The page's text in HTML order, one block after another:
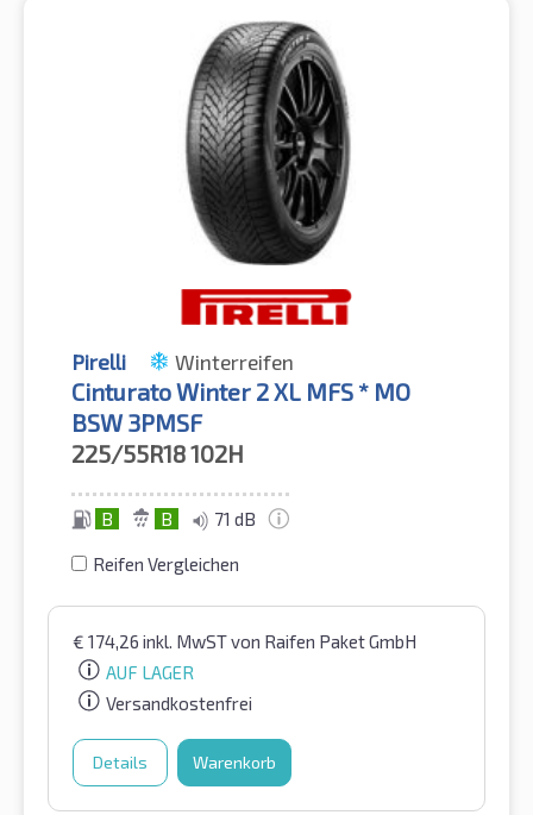
Pirelli Winterreifen
Cinturato Winter 2 XL MFS * MO
BSW 3PMSF
225/55R18102H
B B 71 dB
Reifen Vergleichen
€ 174,26 inkl. MwSTvon Raifen Paket GmbH
AUF LAGER
Versandkostenfrei
Details Warenkorb